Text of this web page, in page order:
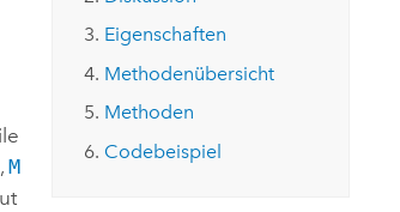
aktivieren Sie eine kostenfreie Testversion.
ArcGIS Pro erkunden
Den Kurs erkunden
Die Story lesen
,M
Eigenschaften
Methodenübersicht
Methoden
Codebeispiel